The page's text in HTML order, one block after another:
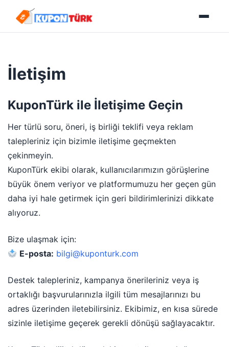
İletişim
KuponTürk ile İletişime Geçin
Her türlü soru, öneri, iş birliği teklifi veya reklam
talepleriniz için bizimle iletişime geçmekten
çekinmeyin.
KuponTürk ekibi olarak, kullanıcılarımızın görüşlerine
büyük önem veriyor ve platformumuzu her geçen gün
daha iyi hale getirmek için geri bildirimlerinizi dikkate
alıyoruz.
Bize ulaşmak için:
E-posta: bilgi@kuponturk.com
Destek talepleriniz, kampanya önerileriniz veya iş
ortaklığı başvurularınızla ilgili tüm mesajlarınızı bu
adres üzerinden iletebilirsiniz. Ekibimiz, en kısa sürede
sizinle iletişime geçerek gerekli dönüşü sağlayacaktır.